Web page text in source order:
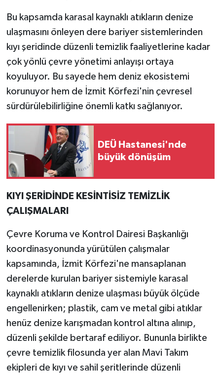
Bu kapsamda karasal kaynaklı atıkların denize
ulaşmasını önleyen dere bariyer sistemlerinden
kıyı şeridinde düzenli temizlik faaliyetlerine kadar
çok yönlü çevre yönetimi anlayışı ortaya
koyuluyor. Bu sayede hem deniz ekosistemi
korunuyor hem de İzmit Körfezi'nin çevresel
sürdürülebilirliğine önemli katkı sağlanıyor.
DEÜ Hastanesi'nde
büyük dönüşüm
KIYI ŞERİDİNDE KESİNTİSİZ TEMİZLİK
ÇALIŞMALARI
Çevre Koruma ve Kontrol Dairesi Başkanlığı
koordinasyonunda yürütülen çalışmalar
kapsamında, İzmit Körfezi'ne mansaplanan
derelerde kurulan bariyer sistemiyle karasal
kaynaklı atıkların denize ulaşması büyük ölçüde
engellenirken; plastik, cam ve metal gibi atıklar
henüz denize karışmadan kontrol altına alınıp,
düzenli şekilde bertaraf ediliyor. Bununla birlikte
çevre temizlik filosunda yer alan Mavi Takım
ekipleri de kıyı ve sahil şeritlerinde düzenli